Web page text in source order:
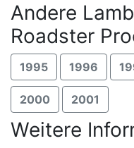
Andere
Roadster
1995 1996
2000 2001
Weitere